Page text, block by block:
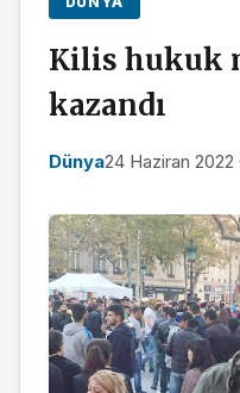
Kilis hukuk
kazandı
Dünya24 Haziran 2022